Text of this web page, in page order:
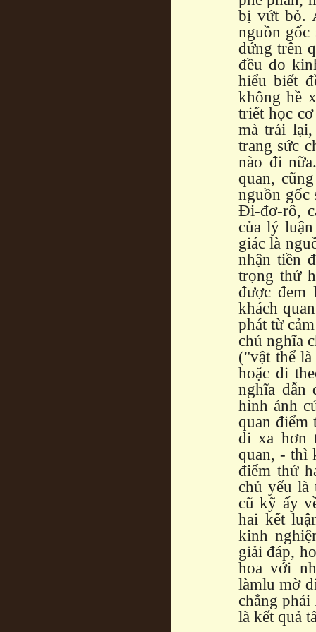
bị vứt bỏ.
nguồn gốc
đứng trên
đều do
hiểu biết
không hề
triết học
mà trái
trang sức
nào đi
quan,
nguồn gốc
Đi-đơ-rô,
của lý
giác là
nhận tiền
trọng thứ
được đem
khách
phát từ
chủ nghĩa
("vật thể
hoặc đi
nghĩa dẫn
hình ảnh
quan điểm
đi xa hơn
quan, - thì
điểm thứ
chủ yếu là
cũ kỹ ấy
hai kết
kinh
giải đáp,
hoa với
làmlu mờ
chẳng
là kết quả